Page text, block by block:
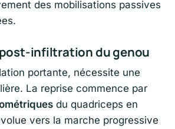
des mobilisations passives
infiltration du genou
portante, nécessite une
La reprise commence par
du quadriceps en
vers la marche progressive